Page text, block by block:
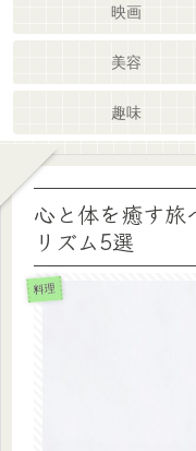
映画
美容
趣味
心と体を癒す旅
リズム5選
料理